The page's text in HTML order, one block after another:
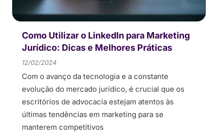
Como Utilizar o LinkedIn para Marketing
Jurídico: Dicas e Melhores Práticas
12/02/2024
Com o avanço da tecnologia e a constante
evolução do mercado jurídico, é crucial que os
escritórios de advocacia estejam atentos às
últimas tendências em marketing para se
manterem competitivos